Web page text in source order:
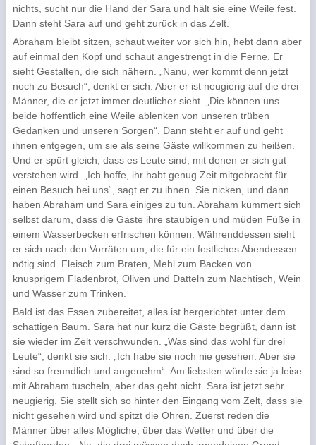
nichts, sucht nur die Hand der Sara und hält sie eine Weile fest.
Dann steht Sara auf und geht zurück in das Zelt.
Abraham bleibt sitzen, schaut weiter vor sich hin, hebt dann aber
auf einmal den Kopf und schaut angestrengt in die Ferne. Er
sieht Gestalten, die sich nähern. „Nanu, wer kommt denn jetzt
noch zu Besuch“, denkt er sich. Aber er ist neugierig auf die drei
Männer, die er jetzt immer deutlicher sieht. „Die können uns
beide hoffentlich eine Weile ablenken von unseren trüben
Gedanken und unseren Sorgen“. Dann steht er auf und geht
ihnen entgegen, um sie als seine Gäste willkommen zu heißen.
Und er spürt gleich, dass es Leute sind, mit denen er sich gut
verstehen wird. „Ich hoffe, ihr habt genug Zeit mitgebracht für
einen Besuch bei uns“, sagt er zu ihnen. Sie nicken, und dann
haben Abraham und Sara einiges zu tun. Abraham kümmert sich
selbst darum, dass die Gäste ihre staubigen und müden Füße in
einem Wasserbecken erfrischen können. Währenddessen sieht
er sich nach den Vorräten um, die für ein festliches Abendessen
nötig sind. Fleisch zum Braten, Mehl zum Backen von
knusprigem Fladenbrot, Oliven und Datteln zum Nachtisch, Wein
und Wasser zum Trinken.
Bald ist das Essen zubereitet, alles ist hergerichtet unter dem
schattigen Baum. Sara hat nur kurz die Gäste begrüßt, dann ist
sie wieder im Zelt verschwunden. „Was sind das wohl für drei
Leute“, denkt sie sich. „Ich habe sie noch nie gesehen. Aber sie
sind so freundlich und angenehm“. Am liebsten würde sie ja leise
mit Abraham tuscheln, aber das geht nicht. Sara ist jetzt sehr
neugierig. Sie stellt sich so hinter den Eingang vom Zelt, dass sie
nicht gesehen wird und spitzt die Ohren. Zuerst reden die
Männer über alles Mögliche, über das Wetter und über die